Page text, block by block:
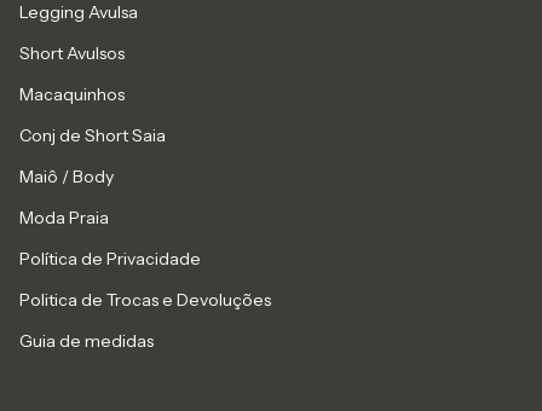
Legging Avulsa
Short Avulsos
Macaquinhos
Conj de Short Saia
Maiô / Body
Moda Praia
Política de Privacidade
Politica de Trocas e Devoluções
Guia de medidas